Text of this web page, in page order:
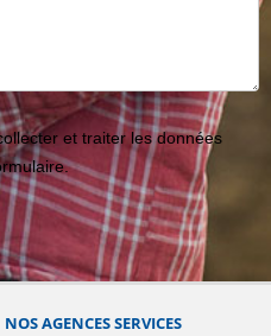
et traiter les données
NOS AGENCES SERVICES